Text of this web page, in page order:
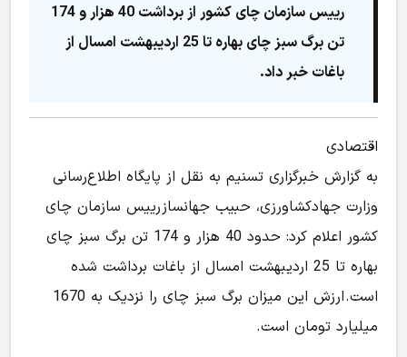
رییس سازمان چای کشور از برداشت 40 هزار و 174
تن برگ سبز چای بهاره تا 25 اردیبهشت امسال از
باغات خبر داد.
اقتصادی
به گزارش خبرگزاری تسنیم به نقل از پایگاه اطلاع‌رسانی
وزارت جهادکشاورزی، حبیب جهانساز رییس سازمان چای
کشور اعلام کرد: حدود 40 هزار و 174 تن برگ سبز چای
بهاره تا 25 اردیبهشت امسال از باغات برداشت شده
است. ارزش این میزان برگ سبز چای را نزدیک به 1670
میلیارد تومان است.